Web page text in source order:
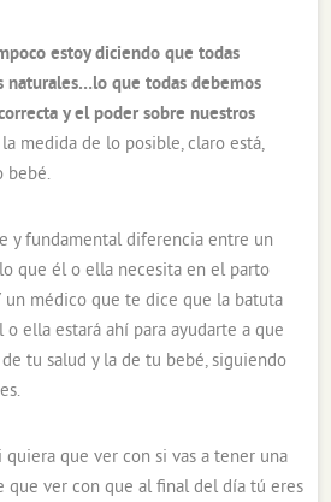
estoy diciendo que todas
naturales…lo que todas debemos
y el poder sobre nuestros
medida de lo posible, claro está,
bebé.
y fundamental diferencia entre un
que él o ella necesita en el parto
un médico que te dice que la batuta
ella estará ahí para ayudarte a que
tu salud y la de tu bebé, siguiendo
que ver con si vas a tener una
que ver con que al final del día tú eres